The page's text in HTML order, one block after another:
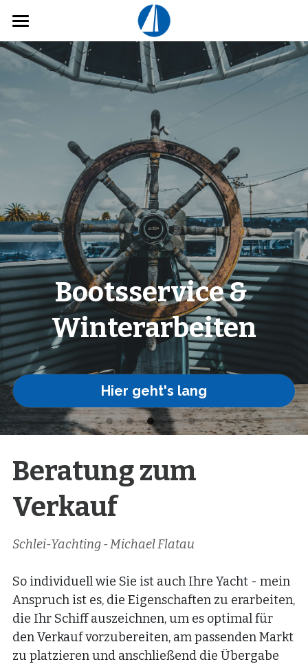
Beratung & Verkauf
Beratung Kauf
Bootsservice & Überführung
Yachten
Datenschutzerklärung
Kontakt
Bootsservice &
Winterarbeiten
Hier geht's lang
Beratung zum
Verkauf
Schlei-Yachting - Michael Flatau
So individuell wie Sie ist auch Ihre Yacht - mein
Anspruch ist es, die Eigenschaften zu erarbeiten,
die Ihr Schiff auszeichnen, um es optimal für
den Verkauf vorzubereiten, am passenden Markt
zu platzieren und anschließend die Übergabe